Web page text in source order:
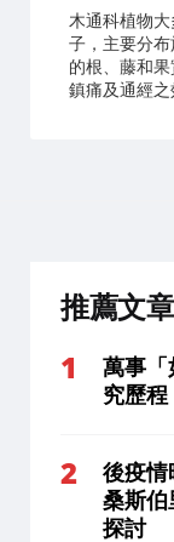
木通科植物
子，主要分
的根、藤和
鎮痛及通經之
推薦文章
萬事「
究歷程
後疫情
桑斯伯
探討